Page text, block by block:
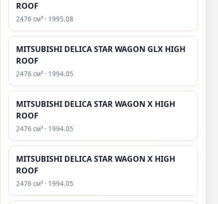
ROOF
2476 см³ · 1995.08
MITSUBISHI DELICA STAR WAGON GLX HIGH
ROOF
2476 см³ · 1994.05
MITSUBISHI DELICA STAR WAGON X HIGH
ROOF
2476 см³ · 1994.05
MITSUBISHI DELICA STAR WAGON X HIGH
ROOF
2476 см³ · 1994.05